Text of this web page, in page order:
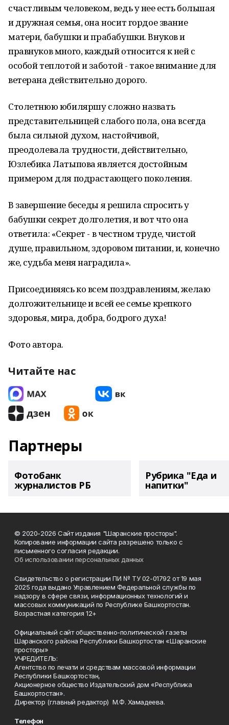
счастливым человеком, ведь у нее есть большая
и дружная семья, она носит гордое звание
матери, бабушки и прабабушки. Внуков и
правнуков много, каждый относится к ней с
особой теплотой и заботой - такое внимание для
ветерана действительно дорого.
Столетнюю юбиляршу сложно назвать
представительницей слабого пола, она всегда
была сильной духом, настойчивой,
преодолевала трудности, действительно,
Юзлебика Латыпова является достойным
примером для подрастающего поколения.
В завершение беседы я решила спросить у
бабушки секрет долголетия, и вот что она
ответила: «Секрет - в честном труде, чистой
душе, правильном, здоровом питании, и, конечно
же, судьба меня наградила».
Присоединяясь ко всем поздравлениям, желаю
долгожительнице и всей ее семье крепкого
здоровья, мира, добра, бодрого духа!
Фото автора.
Читайте нас
Партнеры
Фотобанк
журналистов РБ
Рубрика "Еда и
напитки"
© 2020-2026 Сайт издания "Шаранские просторы".
Копирование информации сайта разрешено только с
письменного согласия редакции.
Об использовании персональных данных
Свидетельство о регистрации ПИ № ТУ 02-01792 от 19 мая
2025 года выдано Управлением Федеральной службы по
надзору в сфере связи, информационных технологий и
массовых коммуникаций по Республике Башкортостан.
Возрастная категория 12+
Официальный сайт общественно-политической газеты
Шаранского района Республики Башкортостан «Шаранские
просторы»
УЧРЕДИТЕЛЬ:
Агентство по печати и средствам массовой информации
Республики Башкортостан,
Акционерное общество Издательский дом «Республика
Башкортостан».
Директор (главный редактор) М.Ф. Хамадеева.
Телефон